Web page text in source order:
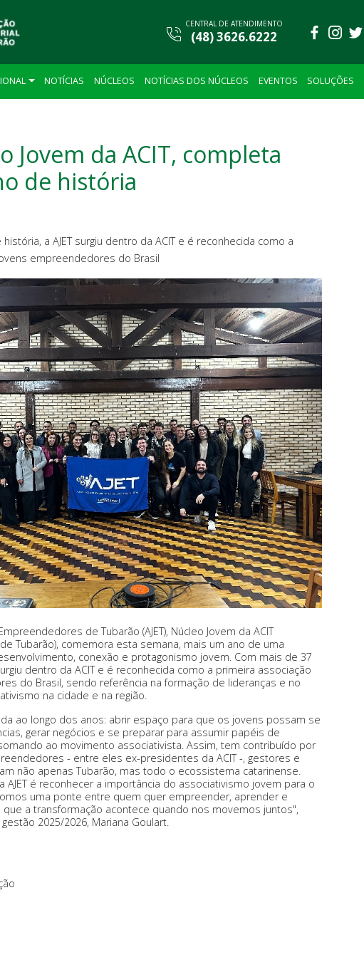
CENTRAL DE ATENDIMENTO
(48) 3626.6222
NOTÍCIAS NÚCLEOS NOTÍCIAS DOS NÚCLEOS EVENTOS SOLUÇÕES
Jovem da ACIT, completa
de história
a AJET surgiu dentro da ACIT e é reconhecida como a
empreendedores do Brasil
de Tubarão (AJET), Núcleo Jovem da ACIT
Tubarão), comemora esta semana, mais um ano de uma
conexão e protagonismo jovem. Com mais de 37
dentro da ACIT e é reconhecida como a primeira associação
do Brasil, sendo referência na formação de lideranças e no
na cidade e na região.
ao longo dos anos: abrir espaço para que os jovens possam se
gerar negócios e se preparar para assumir papéis de
ao movimento associativista. Assim, tem contribuído por
- entre eles ex-presidentes da ACIT -, gestores e
não apenas Tubarão, mas todo o ecossistema catarinense.
AJET é reconhecer a importância do associativismo jovem para o
uma ponte entre quem quer empreender, aprender e
a transformação acontece quando nos movemos juntos",
2025/2026, Mariana Goulart.